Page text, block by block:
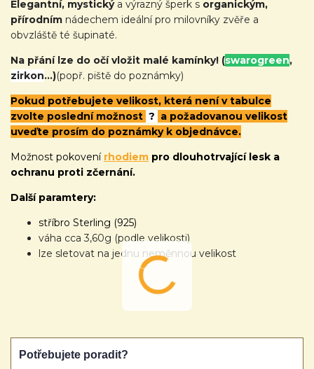
Elegantní, mystickýa výrazný šperk s organickým,
přírodním nádechem ideální pro milovníky zvěře a
obvzláště té šupinaté.
Na přání lze do očí vložit malé kamínky! (swarogreen,
zirkon...)(popř. piště do poznámky)
Pokud potřebujete velikost, která není v tabulce
zvolte poslední možnost ? a požadovanou velikost
uveďte prosím do poznámky k objednávce.
Možnost pokovení rhodiem pro dlouhotrvající lesk a
ochranu proti zčernání.
Další paramtery:
stříbro Sterling (925)
váha cca 3,60g (podle velikosti)
lze sletovat na jednu neměnnou velikost
Potřebujete poradit?